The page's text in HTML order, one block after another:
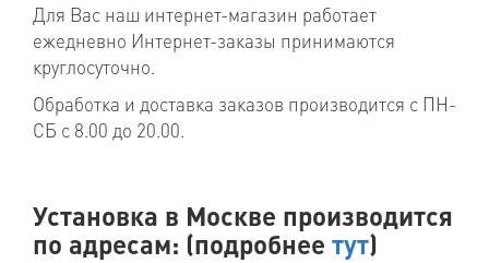
Для Вас наш интернет-магазин работает
ежедневно Интернет-заказы принимаются
круглосуточно.
Обработка и доставка заказов производится с ПН-
СБ с 8.00 до 20.00.
Установка в Москве производится
по адресам: (подробнее тут)